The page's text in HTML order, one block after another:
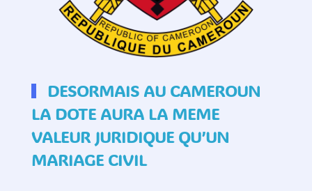
DESORMAIS AU CAMEROUN
LA DOTE AURA LA MEME
VALEUR JURIDIQUE QU’UN
MARIAGE CIVIL